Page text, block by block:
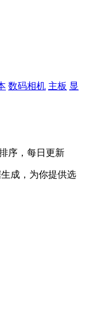
数码相机 主板 显
序，每日更新
成，为你提供选